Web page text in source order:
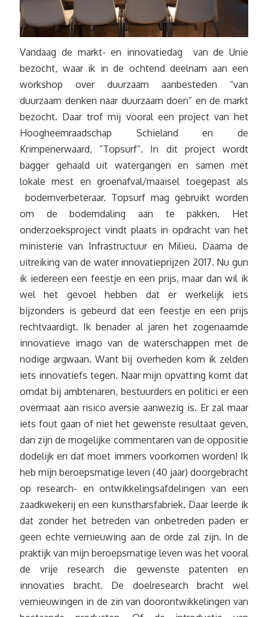
Vandaag de markt- en innovatiedag van de Unie
bezocht, waar ik in de ochtend deelnam aan een
workshop over duurzaam aanbesteden “van
duurzaam denken naar duurzaam doen” en de markt
bezocht. Daar trof mij vooral een project van het
Hoogheemraadschap Schieland en de
Krimpenerwaard, “Topsurf”. In dit project wordt
bagger gehaald uit watergangen en samen met
lokale mest en groenafval/maaisel toegepast als
bodemverbeteraar. Topsurf mag gebruikt worden
om de bodemdaling aan te pakken. Het
onderzoeksproject vindt plaats in opdracht van het
ministerie van Infrastructuur en Milieu. Daarna de
uitreiking van de water innovatieprijzen 2017. Nu gun
ik iedereen een feestje en een prijs, maar dan wil ik
wel het gevoel hebben dat er werkelijk iets
bijzonders is gebeurd dat een feestje en een prijs
rechtvaardigt. Ik benader al jaren het zogenaamde
innovatieve imago van de waterschappen met de
nodige argwaan. Want bij overheden kom ik zelden
iets innovatiefs tegen. Naar mijn opvatting komt dat
omdat bij ambtenaren, bestuurders en politici er een
overmaat aan risico aversie aanwezig is. Er zal maar
iets fout gaan of niet het gewenste resultaat geven,
dan zijn de mogelijke commentaren van de oppositie
dodelijk en dat moet immers voorkomen worden! Ik
heb mijn beroepsmatige leven (40 jaar) doorgebracht
op research- en ontwikkelingsafdelingen van een
zaadkwekerij en een kunstharsfabriek. Daar leerde ik
dat zonder het betreden van onbetreden paden er
geen echte vernieuwing aan de orde zal zijn. In de
praktijk van mijn beroepsmatige leven was het vooral
de vrije research die gewenste patenten en
innovaties bracht. De doelresearch bracht wel
vernieuwingen in de zin van doorontwikkelingen van